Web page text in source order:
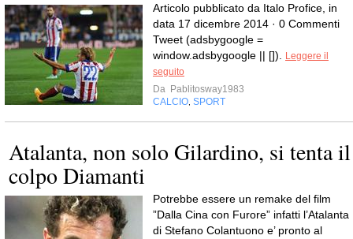
Articolo pubblicato da Italo Profice, in
data 17 dicembre 2014 · 0 Commenti
Tweet (adsbygoogle =
window.adsbygoogle || []).
Leggere il
seguito
Da Pablitosway1983
CALCIO SPORT
Atalanta, non solo Gilardino, si tenta il
colpo Diamanti
Potrebbe essere un remake del film
”Dalla Cina con Furore” infatti l’Atalanta
di Stefano Colantuono e’ pronto al